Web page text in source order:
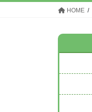
ッ
移
HOME